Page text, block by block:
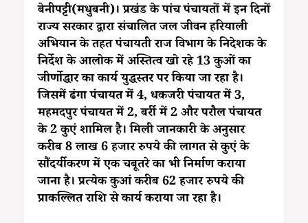
बेनीपट्टी(मधुबनी)। प्रखंड के पांच पंचायतों में इन दिनों
राज्य सरकार द्वारा संचालित जल जीवन हरियाली
अभियान के तहत पंचायती राज विभाग के निदेशक के
निर्देश के आलोक में अस्तित्व खो रहे 13 कुओं का
जीर्णोद्धार का कार्य युद्धस्तर पर किया जा रहा है।
जिसमें ढंगा पंचायत में 4, धकजरी पंचायत में 3,
महमदपुर पंचायत में 2, बर्री में 2 और परौल पंचायत
के 2 कुएं शामिल है। मिली जानकारी के अनुसार
करीब 8 लाख 6 हजार रुपये की लागत से कुएं के
सौंदर्यीकरण में एक चबूतरे का भी निर्माण कराया
जाना है। प्रत्येक कुआं करीब 62 हजार रुपये की
प्राकल्लित राशि से कार्य कराया जा रहा है।